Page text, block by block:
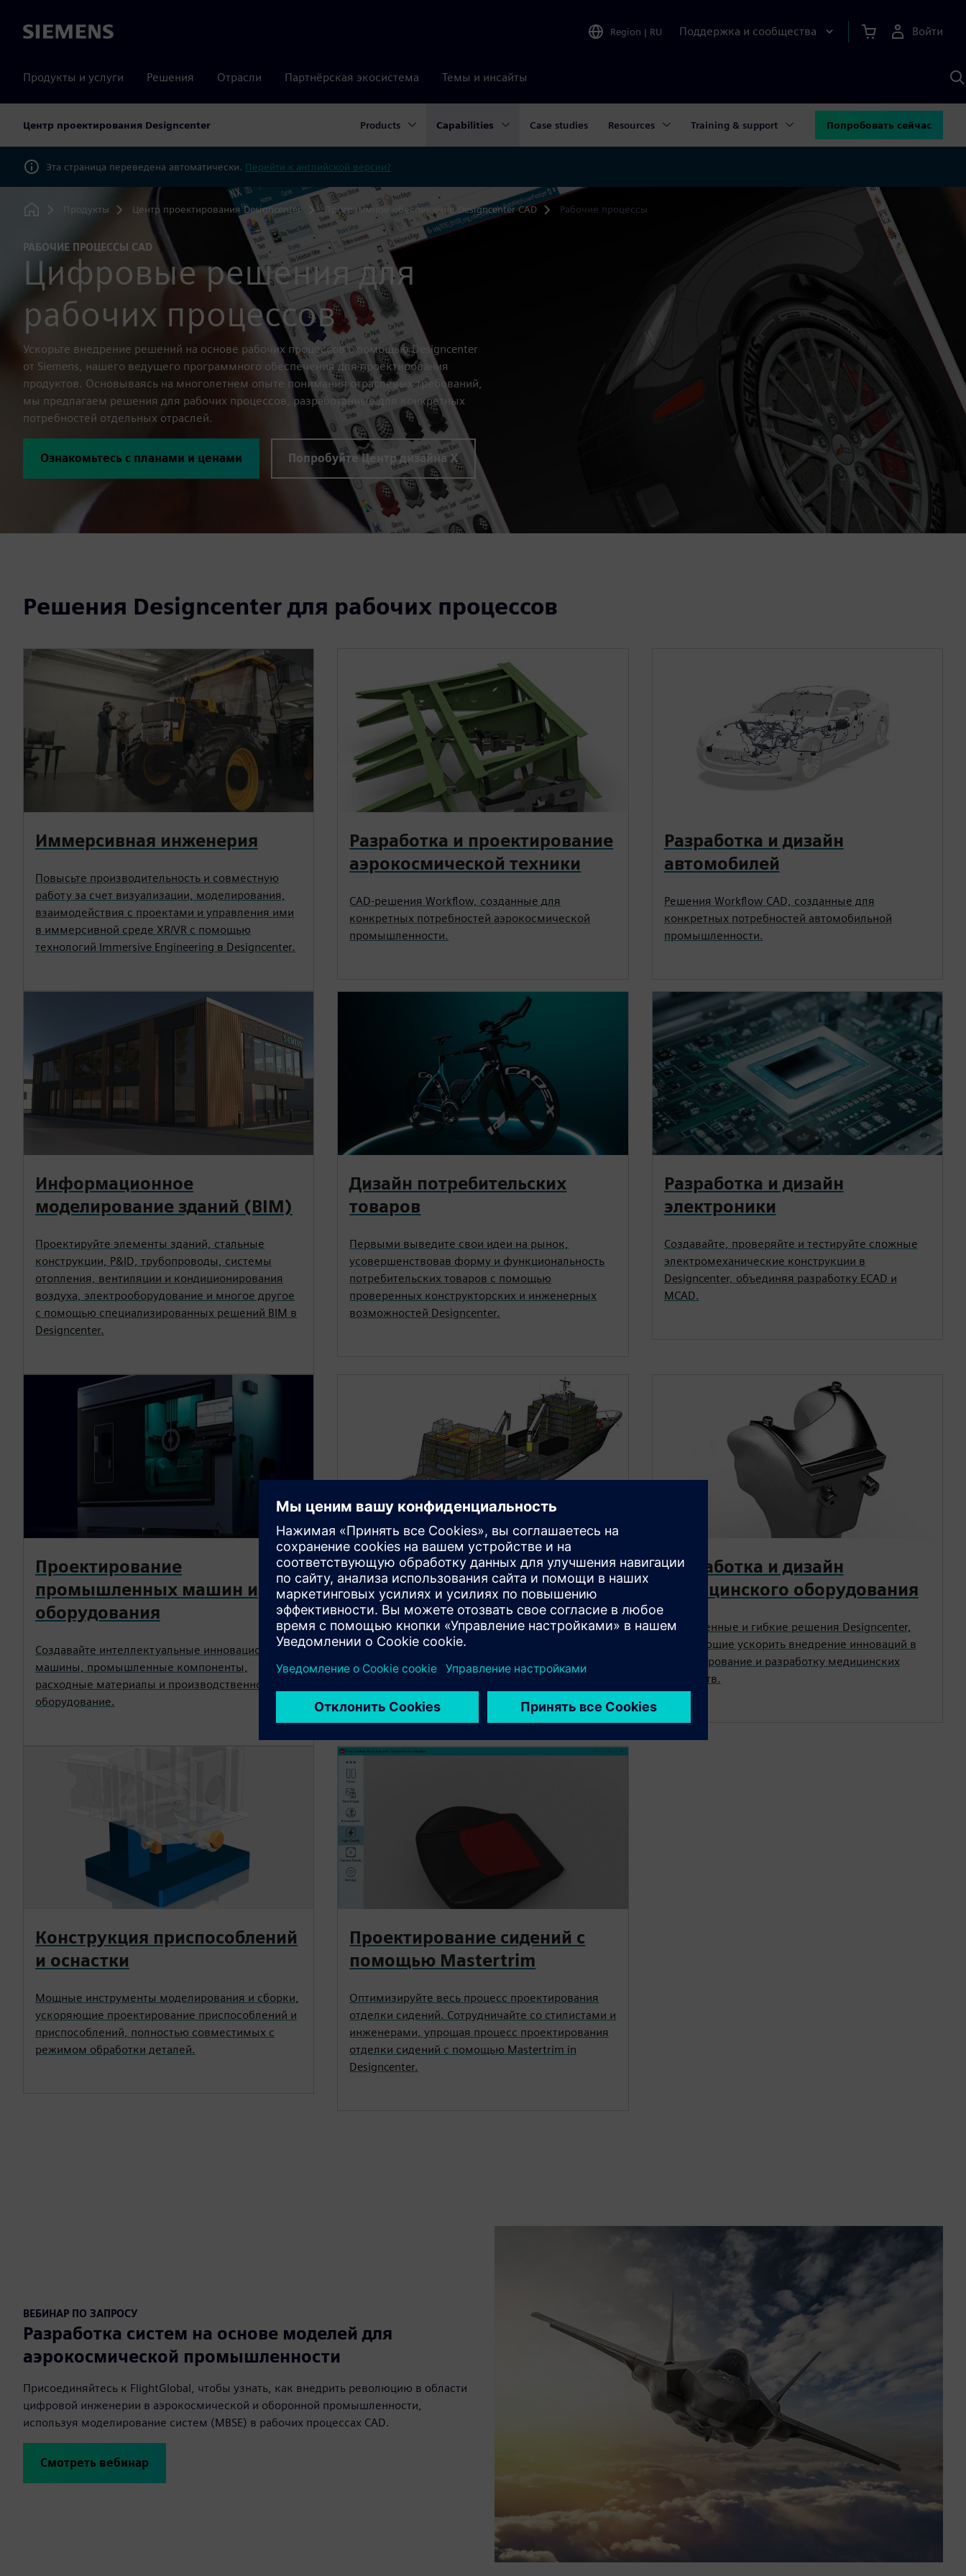
Siemens Region | RU Поддержка и сообщества Войти
Продукты и услуги Решения Отрасли Партнёрская экосистема Темы и инсайты
Центр проектирования Designcenter Products Capabilities Case studies Resources Training & support Попробовать сейчас
Эта страница переведена автоматически. Перейти к английской версии?
Home
Продукты Центр проектирования Designcenter Программное обеспечение Designcenter CAD Рабочие процессы
РАБОЧИЕ ПРОЦЕССЫ CAD
Цифровые решения для
рабочих процессов
Ускорьте внедрение решений на основе рабочих процессов с помощью Designcenter
от Siemens, нашего ведущего программного обеспечения для проектирования
продуктов. Основываясь на многолетнем опыте понимания отраслевых требований,
мы предлагаем решения для рабочих процессов, разработанные для конкретных
потребностей отдельных отраслей.
Ознакомьтесь с планами и ценами Попробуйте Центр дизайна X
Решения Designcenter для рабочих процессов
Иммерсивная инженерия
Повысьте производительность и совместную
работу за счет визуализации, моделирования,
взаимодействия с проектами и управления ими
в иммерсивной среде XR/VR с помощью
технологий Immersive Engineering в Designcenter.
Разработка и проектирование
аэрокосмической техники
CAD-решения Workflow, созданные для
конкретных потребностей аэрокосмической
промышленности.
Разработка и дизайн
автомобилей
Решения Workflow CAD, созданные для
конкретных потребностей автомобильной
промышленности.
Информационное
моделирование зданий (BIM)
Проектируйте элементы зданий, стальные
конструкции, P&ID, трубопроводы, системы
отопления, вентиляции и кондиционирования
воздуха, электрооборудование и многое другое
с помощью специализированных решений BIM в
Designcenter.
Дизайн потребительских
товаров
Первыми выведите свои идеи на рынок,
усовершенствовав форму и функциональность
потребительских товаров с помощью
проверенных конструкторских и инженерных
возможностей Designcenter.
Разработка и дизайн
электроники
Создавайте, проверяйте и тестируйте сложные
электромеханические конструкции в
Designcenter, объединяя разработку ECAD и
MCAD.
Проектирование
промышленных машин и
оборудования
Создавайте интеллектуальные инновационные
машины, промышленные компоненты,
расходные материалы и производственное
оборудование.
Морская разработка и дизайн
CAD-решения Workflow, созданные для
конкретных потребностей морской отрасли.
Разработка и дизайн
медицинского оборудования
Проверенные и гибкие решения Designcenter,
помогающие ускорить внедрение инноваций в
проектирование и разработку медицинских
устройств.
Конструкция приспособлений
и оснастки
Мощные инструменты моделирования и сборки,
ускоряющие проектирование приспособлений и
приспособлений, полностью совместимых с
режимом обработки деталей.
Проектирование сидений с
помощью Mastertrim
Оптимизируйте весь процесс проектирования
отделки сидений. Сотрудничайте со стилистами и
инженерами, упрощая процесс проектирования
отделки сидений с помощью Mastertrim in
Designcenter.
ВЕБИНАР ПО ЗАПРОСУ
Разработка систем на основе моделей для
аэрокосмической промышленности
Присоединяйтесь к FlightGlobal, чтобы узнать, как внедрить революцию в области
цифровой инженерии в аэрокосмической и оборонной промышленности,
используя моделирование систем (MBSE) в рабочих процессах CAD.
Смотреть вебинар